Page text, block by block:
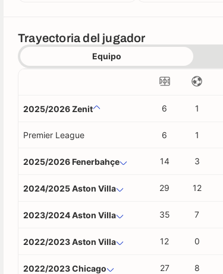
Trayectoria del jugador
Equipo
2025/2026 Zenit 6 1
Premier League 6 1
2025/2026 Fenerbahçe 14 3
2024/2025 Aston Villa 29 12
2023/2024 Aston Villa 35 7
2022/2023 Aston Villa 12 0
2022/2023 Chicago 27 8